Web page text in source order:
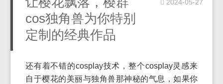
cos独角兽为你特别
定制的经典作品
2024-05-27
还有着不错的cosplay技术，整个cosplay灵感来
自于樱花的美丽与独角兽那神秘的气息，如果你